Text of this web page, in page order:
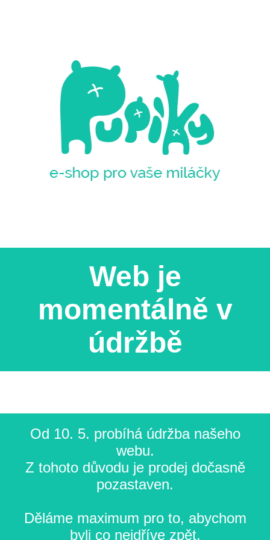
Web je
momentálně v
údržbě
Od 10. 5. probíhá údržba našeho
webu.
Z tohoto důvodu je prodej dočasně
pozastaven.
Děláme maximum pro to, abychom
byli co nejdříve zpět.